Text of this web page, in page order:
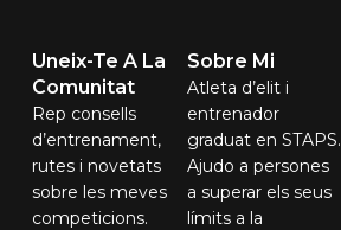
Sobre Mi
Atleta d’elit i
entrenador
graduat en STAPS.
Ajudo a persones
a superar els seus
límits a la
Uneix-Te A La
Comunitat
Rep consells
d’entrenament,
rutes i novetats
sobre les meves
competicions.